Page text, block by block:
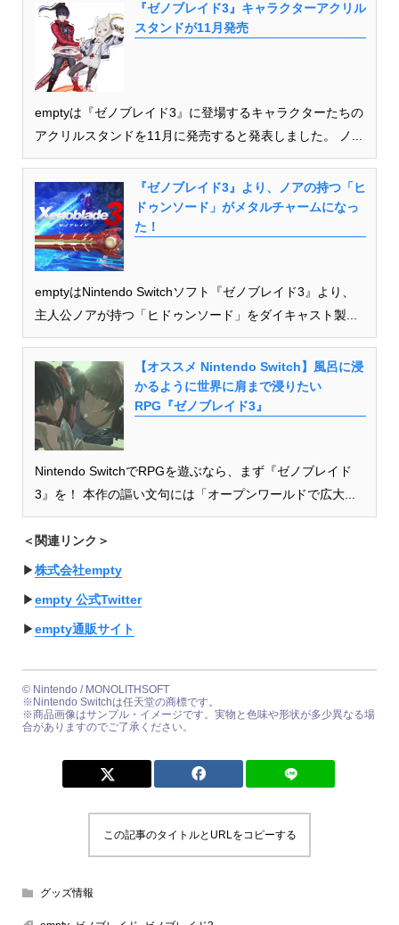
『ゼノブレイド3』キャラクターアクリル
スタンドが11月発売
emptyは『ゼノブレイド3』に登場するキャラクターたちの
アクリルスタンドを11月に発売すると発表しました。 ノ...
『ゼノブレイド3』より、ノアの持つ「ヒ
ドゥンソード」がメタルチャームになっ
た！
emptyはNintendo Switchソフト『ゼノブレイド3』より、
主人公ノアが持つ「ヒドゥンソード」をダイキャスト製...
【オススメ Nintendo Switch】風呂に浸
かるように世界に肩まで浸りたい
RPG『ゼノブレイド3』
Nintendo SwitchでRPGを遊ぶなら、まず『ゼノブレイド
3』を！ 本作の謳い文句には「オープンワールドで広大...
＜関連リンク＞
▶︎株式会社empty
▶︎empty 公式Twitter
▶︎empty通販サイト
© Nintendo / MONOLITHSOFT
※Nintendo Switchは任天堂の商標です。
※商品画像はサンプル・イメージです。実物と色味や形状が多少異なる場
合がありますのでご了承ください。
この記事のタイトルとURLをコピーする
グッズ情報